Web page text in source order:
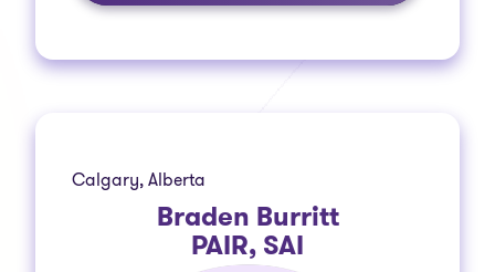
Calgary, Alberta
Braden Burritt
PAIR, SAI